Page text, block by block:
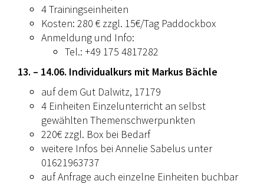
4 Trainingseinheiten
Kosten: 280 € zzgl. 15€/Tag Paddockbox
Anmeldung und Info:
Tel.: +49 175 4817282
13. – 14.06. Individualkurs mit Markus Bächle
auf dem Gut Dalwitz, 17179
4 Einheiten Einzelunterricht an selbst
gewählten Themenschwerpunkten
⁠220€ zzgl. Box bei Bedarf
⁠weitere Infos bei Annelie Sabelus unter
01621963737
⁠auf Anfrage auch einzelne Einheiten buchbar